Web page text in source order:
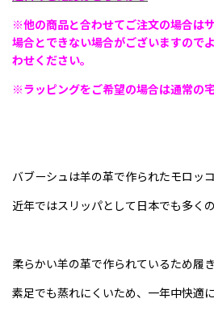
※他の商品と合わせてご注文の場合は
場合とできない場合がございますので
わせください。
※ラッピングをご希望の場合は通常の宅
バブーシュは羊の革で作られたモロッ
近年ではスリッパとして日本でも多く
柔らかい羊の革で作られているため履
素足でも蒸れにくいため、一年中快適